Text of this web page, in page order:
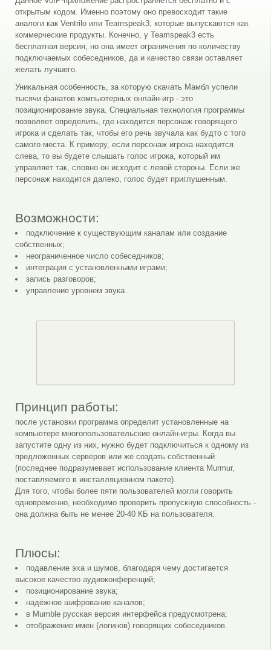
открытым кодом. Именно поэтому оно превосходит такие
аналоги как Ventrilo или Teamspeak3, которые выпускаются как
коммерческие продукты. Конечно, у Teamspeak3 есть
бесплатная версия, но она имеет ограничения по количеству
подключаемых собеседников, да и качество связи оставляет
желать лучшего.
Уникальная особенность, за которую скачать Мамбл успели
тысячи фанатов компьютерных онлайн-игр - это
позиционирование звука. Специальная технология программы
позволяет определить, где находится персонаж говорящего
игрока и сделать так, чтобы его речь звучала как будто с того
самого места. К примеру, если персонаж игрока находится
слева, то вы будете слышать голос игрока, который им
управляет так, словно он исходит с левой стороны. Если же
персонаж находится далеко, голос будет приглушенным.
Возможности:
подключение к существующим каналам или создание
собственных;
неограниченное число собеседников;
интеграция с установленными играми;
запись разговоров;
управление уровнем звука.
Принцип работы:
после установки программа определит установленные на
компьютере многопользовательские онлайн-игры. Когда вы
запустите одну из них, нужно будет подключиться к одному из
предложенных серверов или же создать собственный
(последнее подразумевает использование клиента Murmur,
поставляемого в инсталляционном пакете).
Для того, чтобы более пяти пользователей могли говорить
одновременно, необходимо проверить пропускную способность -
она должна быть не менее 20-40 КБ на пользователя.
Плюсы:
подавление эха и шумов, благодаря чему достигается
высокое качество аудиоконференций;
позиционирование звука;
надёжное шифрование каналов;
в Mumble русская версия интерфейса предусмотрена;
отображение имен (логинов) говорящих собеседников.